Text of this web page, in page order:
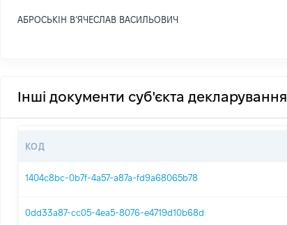
АБРОСЬКІН В’ЯЧЕСЛАВ ВАСИЛЬОВИЧ
Інші документи суб'єкта декларування
КОД
1404c8bc-0b7f-4a57-a87a-fd9a68065b78
0dd33a87-cc05-4ea5-8076-e4719d10b68d